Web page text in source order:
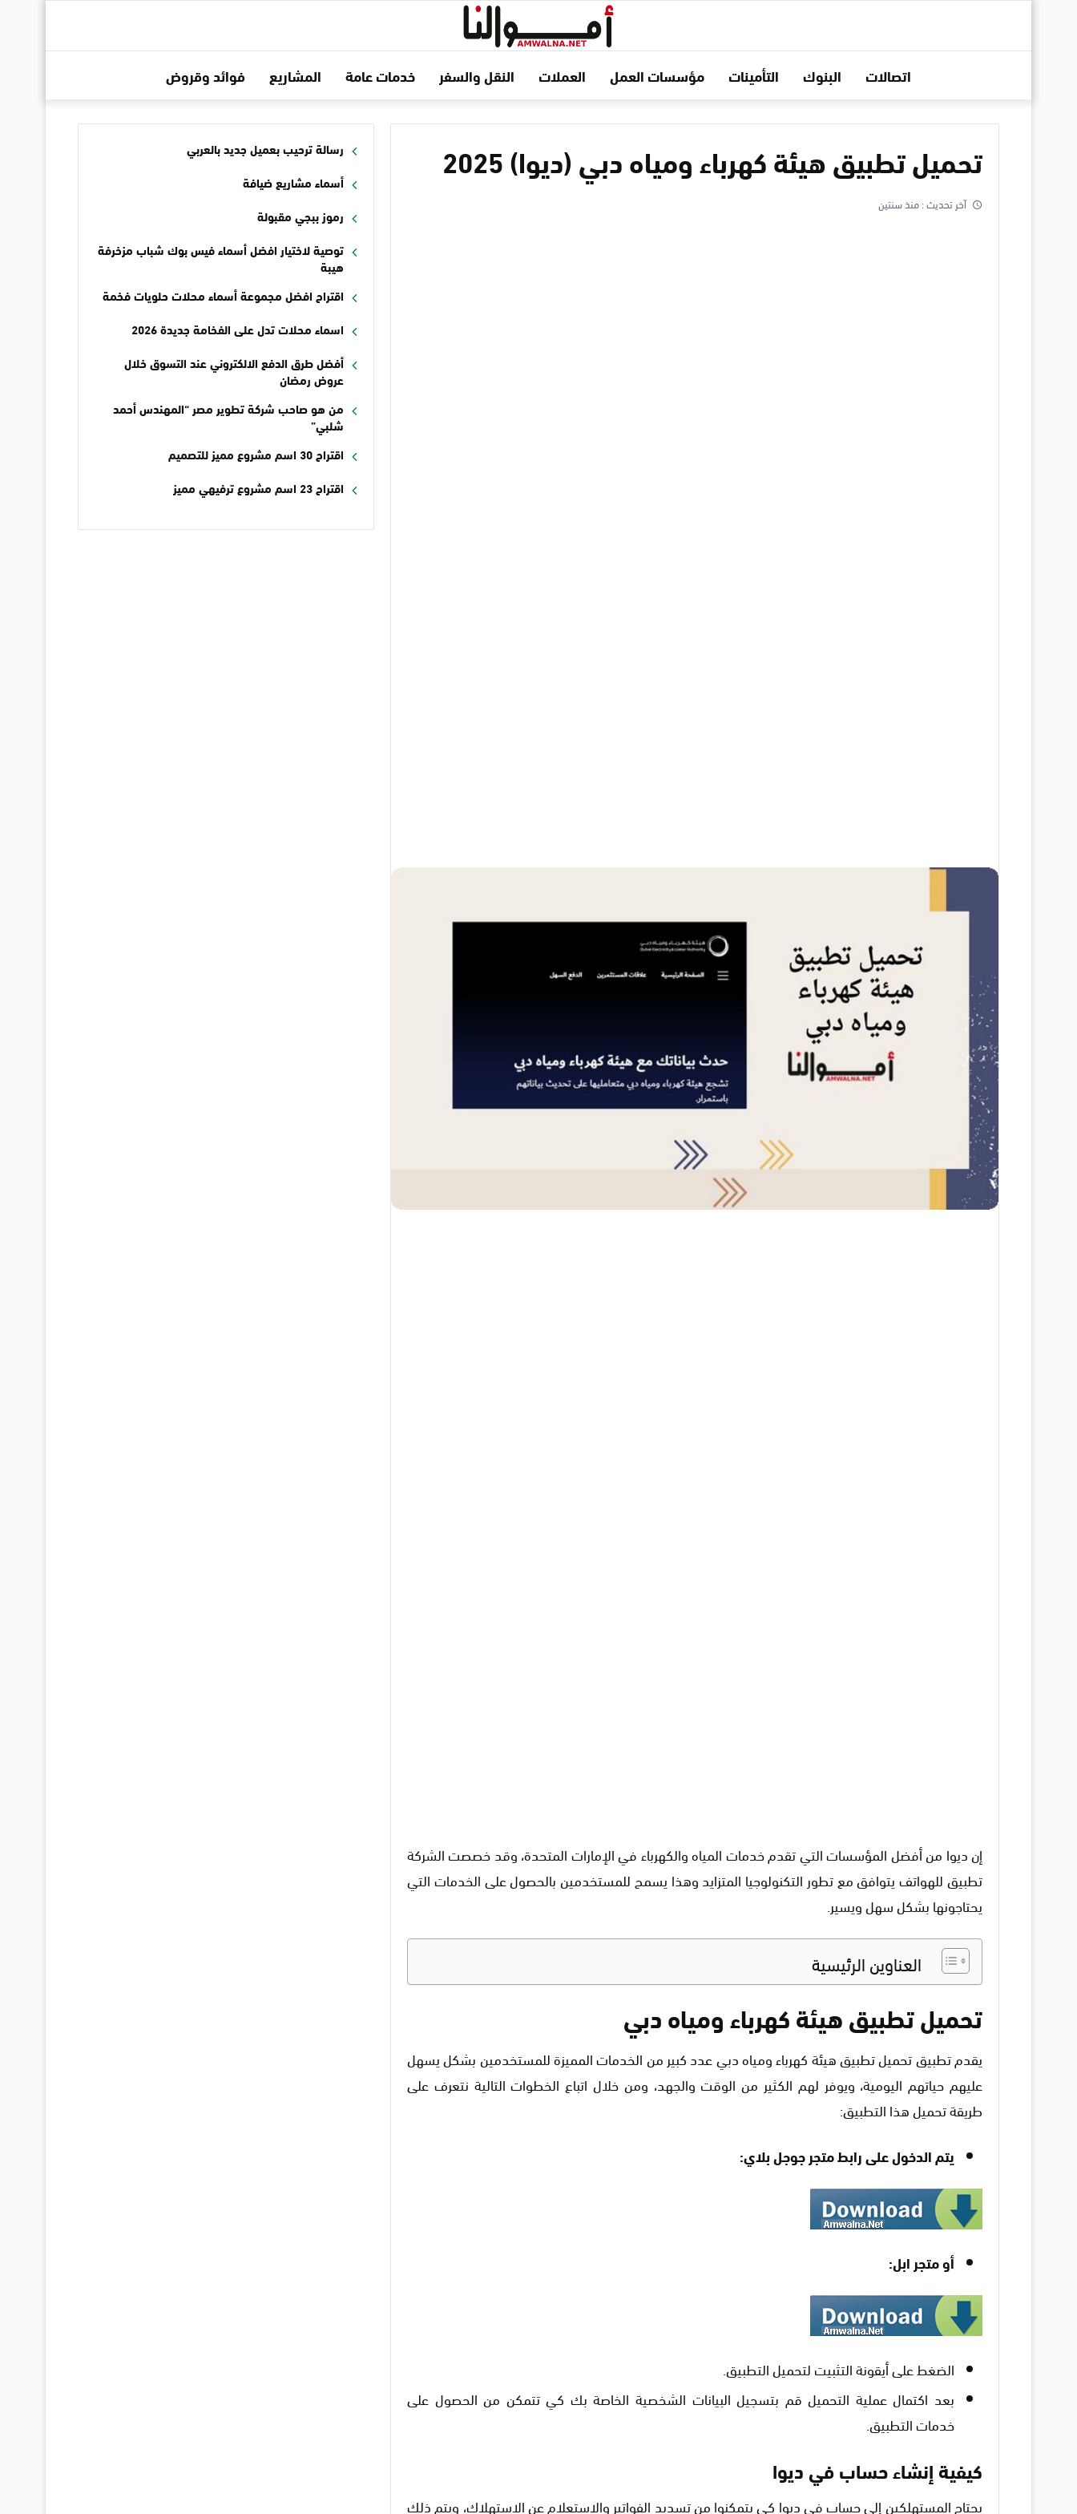
اتصالات البنوك التأمينات مؤسسات العمل العملات النقل والسفر خدمات عامة المشاريع فوائد وقروض
تحميل تطبيق هيئة كهرباء ومياه دبي (ديوا) 2025
آخر تحديث :منذ سنتين
إن ديوا من أفضل المؤسسات التي تقدم خدمات المياه والكهرباء في الإمارات المتحدة، وقد خصصت الشركة
تطبيق للهواتف يتوافق مع تطور التكنولوجيا المتزايد وهذا يسمح للمستخدمين بالحصول على الخدمات التي
يحتاجونها بشكل سهل ويسير.
العناوين الرئيسية
تحميل تطبيق هيئة كهرباء ومياه دبي
يقدم تطبيق تحميل تطبيق هيئة كهرباء ومياه دبي عدد كبير من الخدمات المميزة للمستخدمين بشكل يسهل
عليهم حياتهم اليومية، ويوفر لهم الكثير من الوقت والجهد، ومن خلال اتباع الخطوات التالية نتعرف على
طريقة تحميل هذا التطبيق:
يتم الدخول على رابط متجر جوجل بلاي:
أو متجر ابل:
الضغط على أيقونة التثبيت لتحميل التطبيق.
بعد اكتمال عملية التحميل قم بتسجيل البيانات الشخصية الخاصة بك كي تتمكن من الحصول على
خدمات التطبيق.
كيفية إنشاء حساب في ديوا
يحتاج المستهلكين إلى حساب في ديوا كي يتمكنوا من تسديد الفواتير والاستعلام عن الاستهلاك، ويتم ذلك
رسالة ترحيب بعميل جديد بالعربي
أسماء مشاريع ضيافة
رموز ببجي مقبولة
توصية لاختيار افضل أسماء فيس بوك شباب مزخرفة
هيبة
اقتراح افضل مجموعة أسماء محلات حلويات فخمة
اسماء محلات تدل على الفخامة جديدة 2026
أفضل طرق الدفع الالكتروني عند التسوق خلال
عروض رمضان
من هو صاحب شركة تطوير مصر “المهندس أحمد
شلبي”
اقتراح 30 اسم مشروع مميز للتصميم
اقتراح 23 اسم مشروع ترفيهي مميز